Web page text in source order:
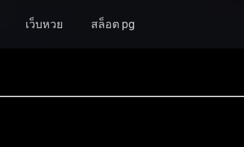
เว็บหวย สล็อต pg